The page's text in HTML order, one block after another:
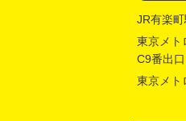
JR有楽
東京メ
C9番出
東京メ